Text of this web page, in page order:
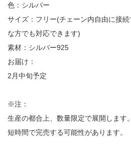
色：シルバー
サイズ：フリー(チェーン内自由に接
な方でも対応できます)
素材：シルバー925
お届け：
2月中旬予定
※注：
生産の都合上、数量限定で展開します。
短時間で完売する可能性があります。